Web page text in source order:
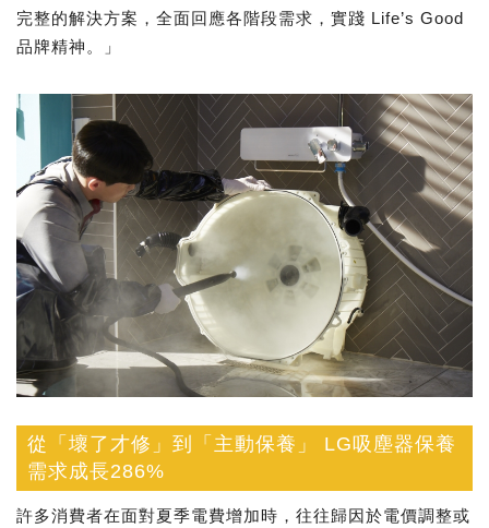
完整的解決方案，全面回應各階段需求，實踐 Life’s Good
品牌精神。」
從「壞了才修」到「主動保養」 LG吸塵器保養
需求成長286%
許多消費者在面對夏季電費增加時，往往歸因於電價調整或